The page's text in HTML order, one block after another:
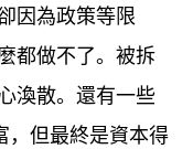
因為政策等限
都做不了。被拆
渙散。還有一些
，但最終是資本得